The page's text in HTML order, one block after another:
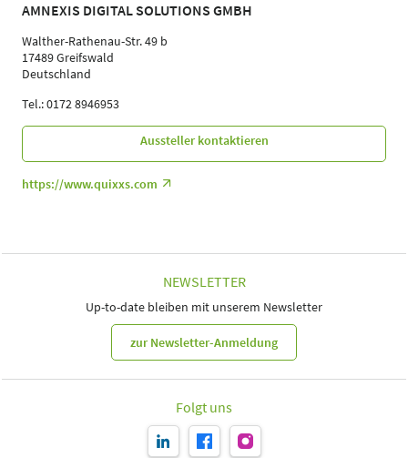
AMNEXIS DIGITAL SOLUTIONS GMBH
Walther-Rathenau-Str. 49 b
17489 Greifswald
Deutschland
Tel.: 0172 8946953
Aussteller kontaktieren
https://www.quixxs.com
NEWSLETTER
Up-to-date bleiben mit unserem Newsletter
zur Newsletter-Anmeldung
Folgt uns